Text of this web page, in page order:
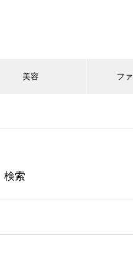
美容 フ
検索